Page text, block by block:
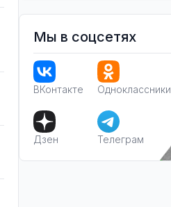
Мы в соцсетях
ВКонтакте Одноклассники
Дзен Телеграм